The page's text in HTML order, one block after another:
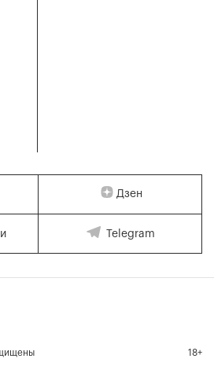
Дзен
Telegram
18+